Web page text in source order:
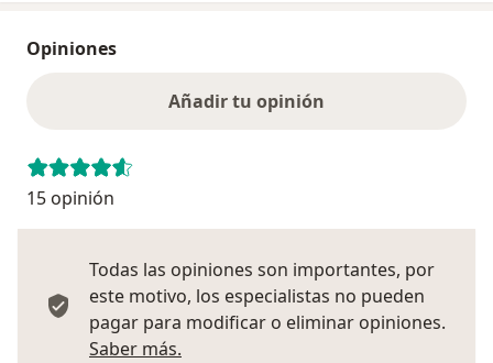
Opiniones
Añadir tu opinión
15 opinión
Todas las opiniones son importantes, por
este motivo, los especialistas no pueden
pagar para modificar o eliminar opiniones.
Saber más.